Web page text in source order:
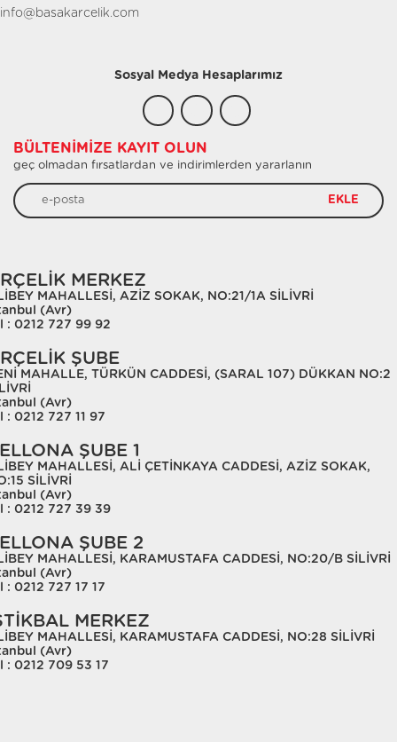
info@basakarcelik.com
Sosyal Medya Hesaplarımız
BÜLTENIMIZE KAYIT OLUN
geç olmadan fırsatlardan ve indirimlerden yararlanın
EKLE
MERKEZ
MAHALLESİ, AZİZ SOKAK, NO:21/1A SİLİVRİ
(Avr)
: 0212 727 99 92
ŞUBE
MAHALLE, TÜRKÜN CADDESİ, (SARAL 107) DÜKKAN NO:2
(Avr)
: 0212 727 11 97
ŞUBE 1
MAHALLESİ, ALİ ÇETİNKAYA CADDESİ, AZİZ SOKAK,
SİLİVRİ
(Avr)
: 0212 727 39 39
ŞUBE 2
MAHALLESİ, KARAMUSTAFA CADDESİ, NO:20/B SİLİVRİ
(Avr)
: 0212 727 17 17
MERKEZ
MAHALLESİ, KARAMUSTAFA CADDESİ, NO:28 SİLİVRİ
(Avr)
: 0212 709 53 17